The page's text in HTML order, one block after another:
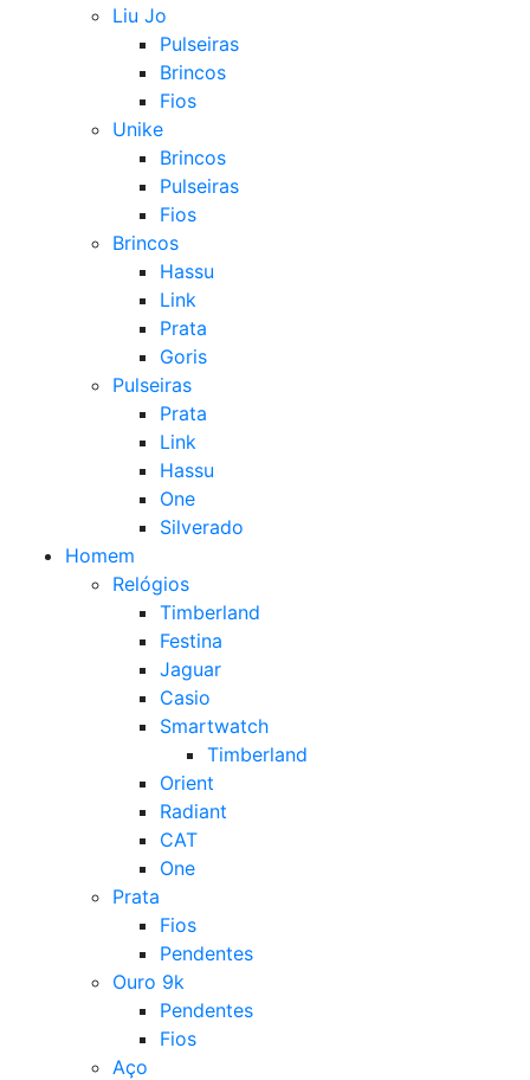
Liu Jo
Pulseiras
Brincos
Fios
Unike
Brincos
Pulseiras
Fios
Brincos
Hassu
Link
Prata
Goris
Pulseiras
Prata
Link
Hassu
One
Silverado
Homem
Relógios
Timberland
Festina
Jaguar
Casio
Smartwatch
Timberland
Orient
Radiant
CAT
One
Prata
Fios
Pendentes
Ouro 9k
Pendentes
Fios
Aço